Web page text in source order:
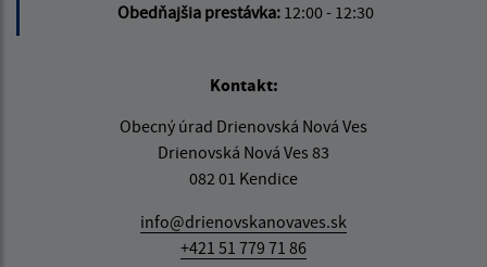
Obedňajšia prestávka: 12:00 - 12:30
Kontakt:
Obecný úrad Drienovská Nová Ves
Drienovská Nová Ves 83
082 01 Kendice
info@drienovskanovaves.sk
+421 51 779 71 86